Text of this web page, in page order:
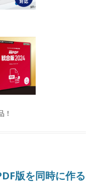
！
版を同時に作る